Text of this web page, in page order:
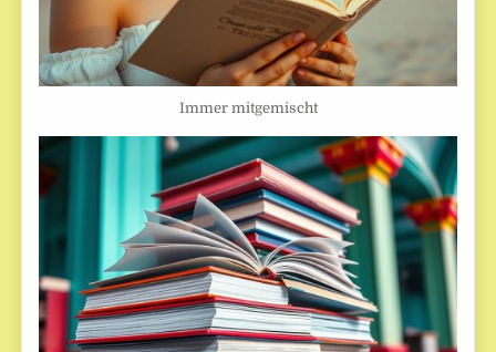
Immer mitgemischt